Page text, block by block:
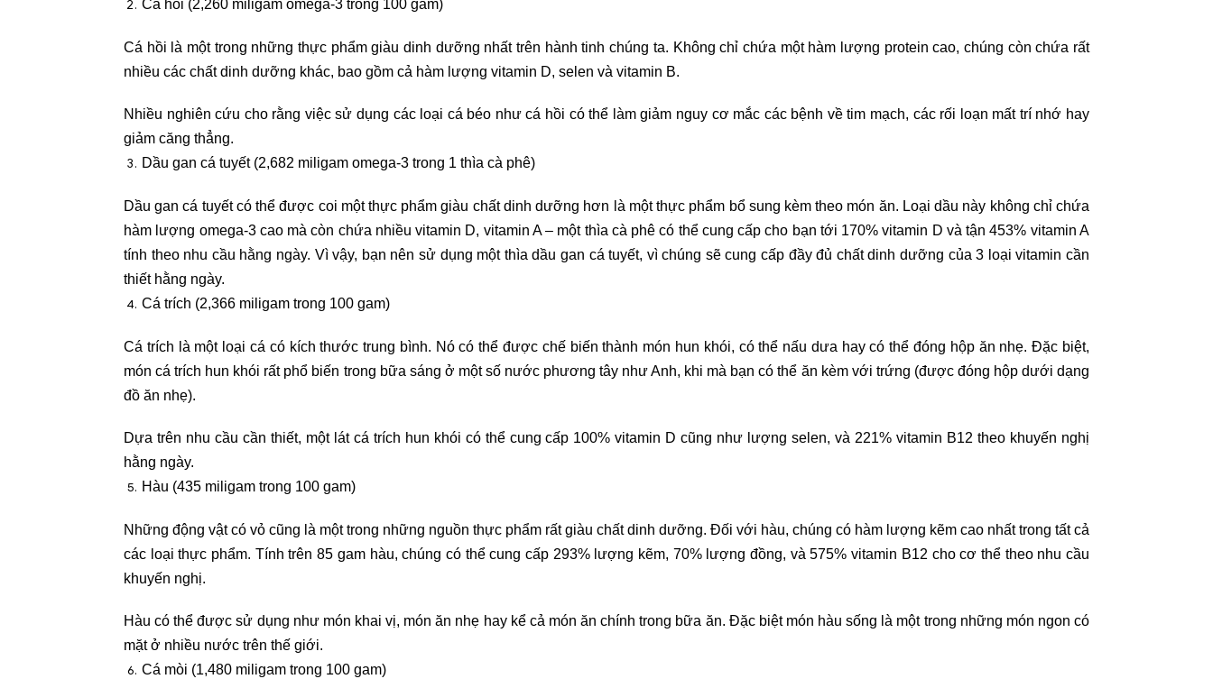
Cá hồi (2,260 miligam omega-3 trong 100 gam)
Cá hồi là một trong những thực phẩm giàu dinh dưỡng nhất trên hành tinh chúng ta. Không chỉ chứa một hàm lượng protein cao, chúng còn chứa rất
nhiều các chất dinh dưỡng khác, bao gồm cả hàm lượng vitamin D, selen và vitamin B.
Nhiều nghiên cứu cho rằng việc sử dụng các loại cá béo như cá hồi có thể làm giảm nguy cơ mắc các bệnh về tim mạch, các rối loạn mất trí nhớ hay
giảm căng thẳng.
Dầu gan cá tuyết (2,682 miligam omega-3 trong 1 thìa cà phê)
Dầu gan cá tuyết có thể được coi một thực phẩm giàu chất dinh dưỡng hơn là một thực phẩm bổ sung kèm theo món ăn. Loại dầu này không chỉ chứa
hàm lượng omega-3 cao mà còn chứa nhiều vitamin D, vitamin A – một thìa cà phê có thể cung cấp cho bạn tới 170% vitamin D và tận 453% vitamin A
tính theo nhu cầu hằng ngày. Vì vậy, bạn nên sử dụng một thìa dầu gan cá tuyết, vì chúng sẽ cung cấp đầy đủ chất dinh dưỡng của 3 loại vitamin cần
thiết hằng ngày.
Cá trích (2,366 miligam trong 100 gam)
Cá trích là một loại cá có kích thước trung bình. Nó có thể được chế biến thành món hun khói, có thể nấu dưa hay có thể đóng hộp ăn nhẹ. Đặc biệt,
món cá trích hun khói rất phổ biến trong bữa sáng ở một số nước phương tây như Anh, khi mà bạn có thể ăn kèm với trứng (được đóng hộp dưới dạng
đồ ăn nhẹ).
Dựa trên nhu cầu cần thiết, một lát cá trích hun khói có thể cung cấp 100% vitamin D cũng như lượng selen, và 221% vitamin B12 theo khuyến nghị
hằng ngày.
Hàu (435 miligam trong 100 gam)
Những động vật có vỏ cũng là một trong những nguồn thực phẩm rất giàu chất dinh dưỡng. Đối với hàu, chúng có hàm lượng kẽm cao nhất trong tất cả
các loại thực phẩm. Tính trên 85 gam hàu, chúng có thể cung cấp 293% lượng kẽm, 70% lượng đồng, và 575% vitamin B12 cho cơ thể theo nhu cầu
khuyến nghị.
Hàu có thể được sử dụng như món khai vị, món ăn nhẹ hay kể cả món ăn chính trong bữa ăn. Đặc biệt món hàu sống là một trong những món ngon có
mặt ở nhiều nước trên thế giới.
Cá mòi (1,480 miligam trong 100 gam)